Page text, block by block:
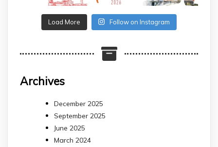
Load More Follow on Instagram
Archives
December 2025
September 2025
June 2025
March 2024